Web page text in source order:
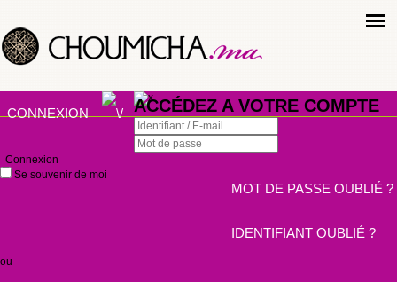
CONNEXION ACCÉDEZ A VOTRE COMPTE
Connexion
Se souvenir de moi
MOT DE PASSE OUBLIÉ ?
IDENTIFIANT OUBLIÉ ?
ou